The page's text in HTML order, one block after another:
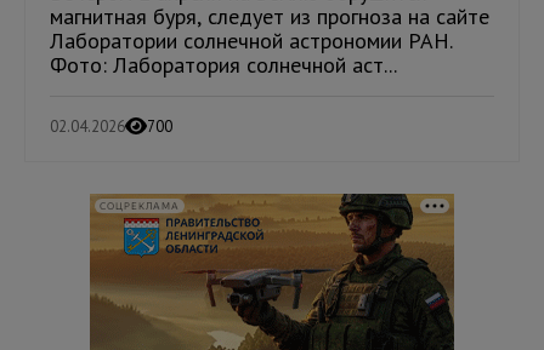
магнитная буря, следует из прогноза на сайте
Лаборатории солнечной астрономии РАН.
Фото: Лаборатория солнечной аст...
02.04.2026 700
СОЦРЕКЛАМА